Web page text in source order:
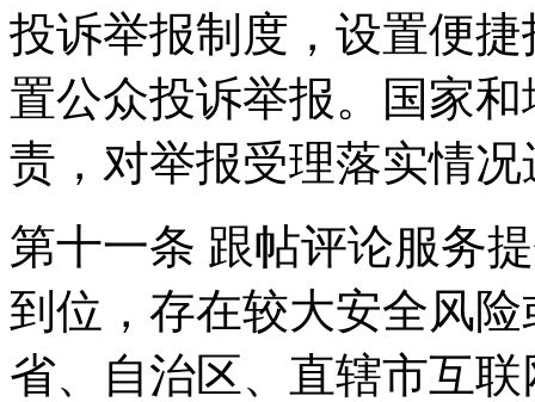
投诉举报制度，设置便
置公众投诉举报。国家
责，对举报受理落实情
第十一条 跟帖评论服务
到位，存在较大安全风
省、自治区、直辖市互